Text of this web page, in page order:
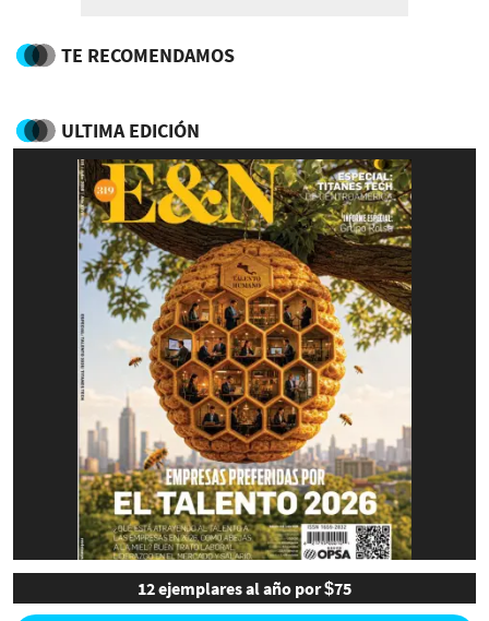
TE RECOMENDAMOS
ULTIMA EDICIÓN
12 ejemplares al año por $75